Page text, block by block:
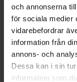
och annonserna
för sociala medier
vidarebefordrar
information från
annons- och
Dessa kan i sin
information som
Polly Original
279.90 kr